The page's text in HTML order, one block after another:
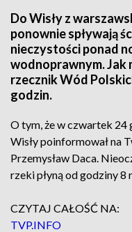
Do Wisły z
ponownie spływają
nieczystości ponad
wodnoprawnym.
rzecznik Wód
godzin.
O tym, że w czwartek
Wisły poinformował na
Przemysław Daca.
rzeki płyną od godziny 8
CZYTAJ CAŁOŚĆ NA:
TVP.INFO